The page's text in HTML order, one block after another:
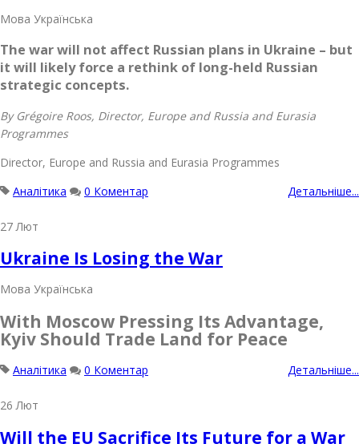
Мова Українська
The war will not affect Russian plans in Ukraine – but
it will likely force a rethink of long-held Russian
strategic concepts.
By Grégoire Roos, Director, Europe and Russia and Eurasia
Programmes
Director, Europe and Russia and Eurasia Programmes
Аналітика
0 Коментар Детальніше...
27 Лют
Ukraine Is Losing the War
Мова Українська
With Moscow Pressing Its Advantage,
Kyiv Should Trade Land for Peace
Аналітика 0 Коментар Детальніше...
26 Лют
Will the EU Sacrifice Its Future for a War